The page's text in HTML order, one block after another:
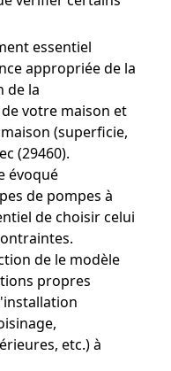
essentiel
appropriée de la
de la
votre maison et
(superficie,
(29460).
évoqué
de pompes à
de choisir celui
de le modèle
propres
etc.) à